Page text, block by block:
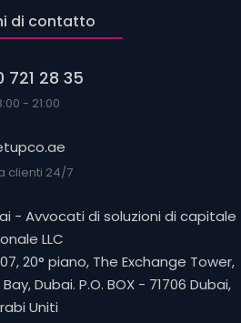
di contatto
721 28 35
- 21:00
clienti 24/7
- Avvocati di soluzioni di capitale
LLC
20° piano, The Exchange Tower,
Dubai. P.O. BOX - 71706 Dubai,
Uniti